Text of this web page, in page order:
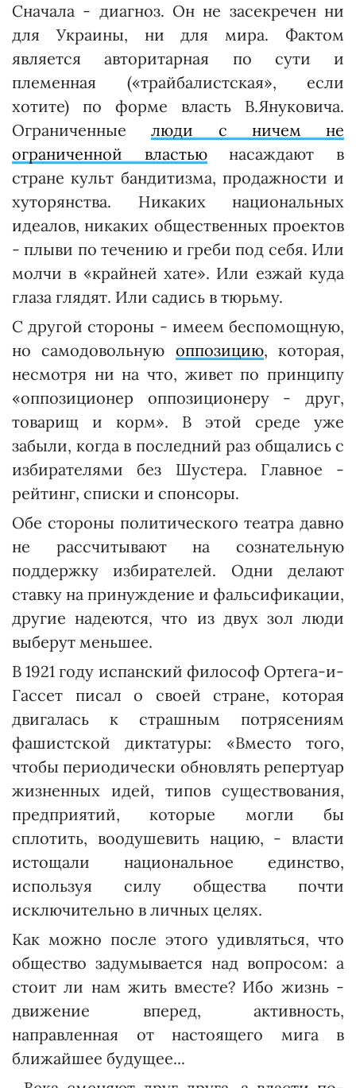
Сначала - диагноз. Он не засекречен ни
для Украины, ни для мира. Фактом
является авторитарная по сути и
племенная («трай­балистская», если
хотите) по форме власть В.Яну­ковича.
Ограниченныелюди с ничем не
ограниченной властьюнасаждают в
стране культ бандитизма, продажности и
хуторянства. Никаких национальных
идеалов, никаких общественных проектов
- плыви по течению и греби под себя. Или
молчи в «крайней хате». Или езжай куда
глаза глядят. Или садись в тюрьму.
С другой стороны - имеем беспомощную,
но самодовольную оппозицию, которая,
несмотря ни на что, живет по принципу
«оппозиционер оппозиционеру - друг,
товарищ и корм». В этой среде уже
забыли, когда в последний раз общались с
избирателями без Шустера. Главное -
рейтинг, списки и спонсоры.
Обе стороны политического театра давно
не рассчитывают на сознательную
поддержку избирателей. Одни делают
ставку на принуждение и фальсификации,
другие надеются, что из двух зол люди
выберут меньшее.
В 1921 году испанский философ Ортега-и-
Гассет писал о своей стране, которая
двигалась к страшным потрясениям
фашистской диктатуры: «Вместо того,
чтобы периодически обновлять репертуар
жизненных идей, типов существования,
предприятий, которые могли бы
сплотить, воодушевить нацию, - влас­ти
истощали национальное единство,
используя силу об­щест­ва почти
исключительно в личных целях.
Как можно после этого удивляться, что
общество задумывается над вопросом: а
стоит ли нам жить вместе? Ибо жизнь -
движение вперед, активность,
направленная от настоящего мига в
ближайшее будущее...